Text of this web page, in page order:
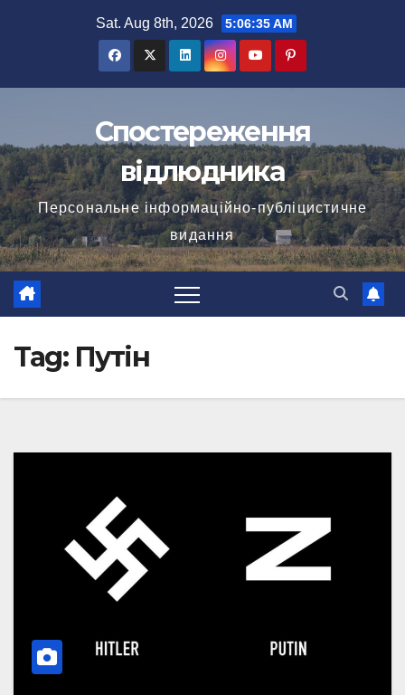
Sat. Aug 8th, 2026 5:06:36 AM
Спостереження
відлюдника
Персональне інформаційно-публіцистичне
видання
Tag: Путін